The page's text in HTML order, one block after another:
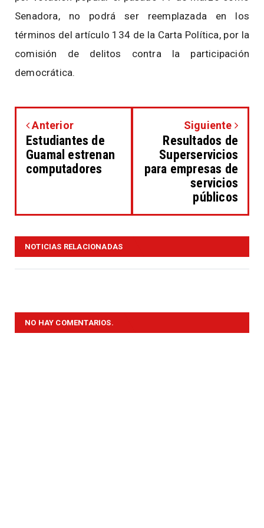
Senadora, no podrá ser reemplazada en los
términos del artículo 134 de la Carta Política, por la
comisión de delitos contra la participación
democrática.
Anterior
Estudiantes de
Guamal estrenan
computadores
Siguiente
Resultados de
Superservicios
para empresas de
servicios
públicos
NOTICIAS RELACIONADAS
NO HAY COMENTARIOS.